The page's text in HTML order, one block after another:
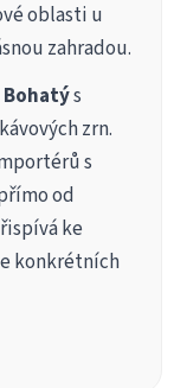
oblasti u
zahradou.
Bohatýs
zrn.
s
od
ke
konkrétních